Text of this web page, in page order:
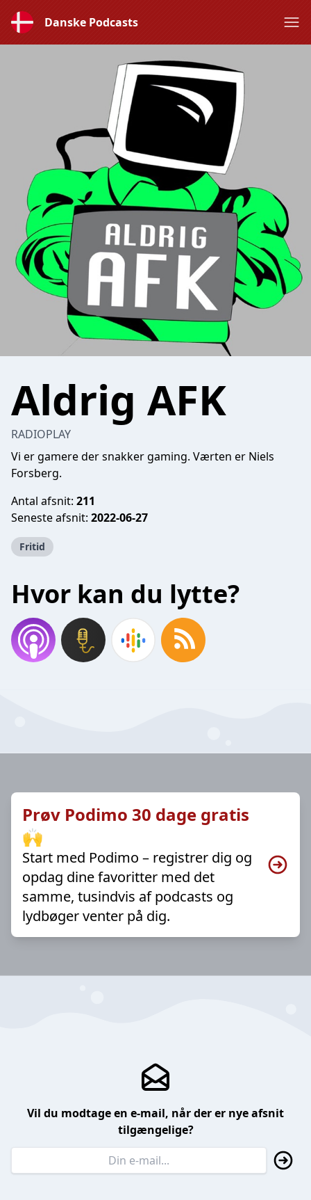
Danske Podcasts
Aldrig AFK
RADIOPLAY
Vi er gamere der snakker gaming. Værten er Niels
Forsberg.
Antal afsnit: 211
Seneste afsnit: 2022-06-27
Fritid
Hvor kan du lytte?
Prøv Podimo 30 dage gratis
🙌
Start med Podimo – registrer dig og
opdag dine favoritter med det
samme, tusindvis af podcasts og
lydbøger venter på dig.
Vil du modtage en e-mail, når der er nye afsnit
tilgængelige?